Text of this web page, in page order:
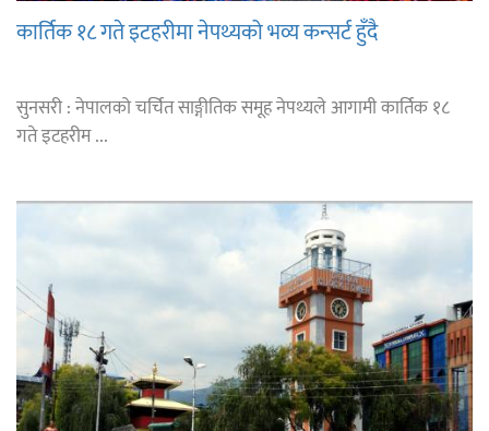
कार्तिक १८ गते इटहरीमा नेपथ्यको भव्य कन्सर्ट हुँदै
सुनसरी : नेपालको चर्चित साङ्गीतिक समूह नेपथ्यले आगामी कार्तिक १८
गते इटहरीम ...